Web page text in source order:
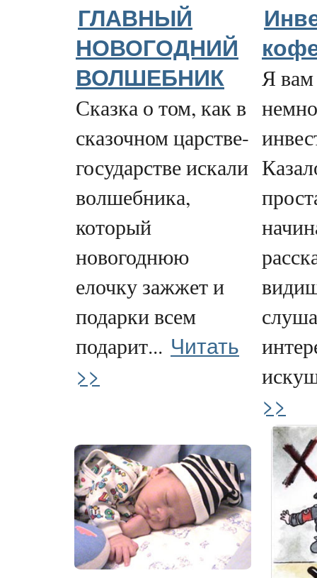
ГЛАВНЫЙ
НОВОГОДНИЙ
ВОЛШЕБНИК
Сказка о том, как в
сказочном царстве-
государстве искали
волшебника,
который
новогоднюю
елочку зажжет и
подарки всем
подарит... Читать
>>
Я вам
>>